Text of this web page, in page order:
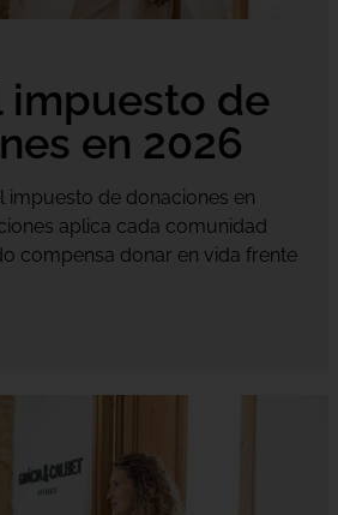
impuesto de
en 2026
impuesto de donaciones en
aplica cada comunidad
compensa donar en vida frente